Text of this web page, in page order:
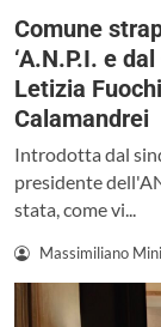
Comune
‘A.N.P.I. e
Letizia
Calamandrei
Introdotta dal
presidente
stata, come vi...
Massimiliano